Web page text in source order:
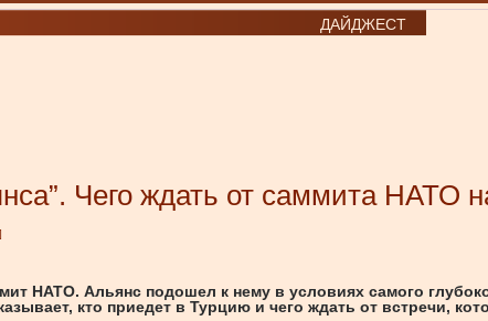
ДАЙДЖЕСТ
Чего ждать от саммита
]
НАТО. Альянс подошел к нему в условиях самого
кто приедет в Турцию и чего ждать от встречи,